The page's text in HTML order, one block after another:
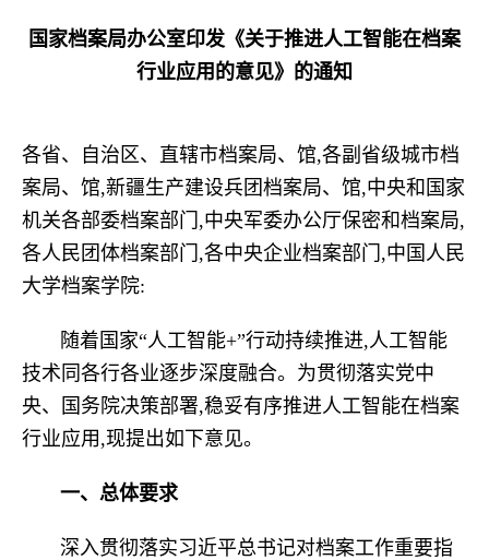
国家档案局办公室印发《关于推进人工智能在档案
行业应用的意见》的通知
各省、自治区、直辖市档案局、馆,各副省级城市档
案局、馆,新疆生产建设兵团档案局、馆,中央和国家
机关各部委档案部门,中央军委办公厅保密和档案局,
各人民团体档案部门,各中央企业档案部门,中国人民
大学档案学院:
随着国家“人工智能+”行动持续推进,人工智能
技术同各行各业逐步深度融合。为贯彻落实党中
央、国务院决策部署,稳妥有序推进人工智能在档案
行业应用,现提出如下意见。
一、总体要求
深入贯彻落实习近平总书记对档案工作重要指